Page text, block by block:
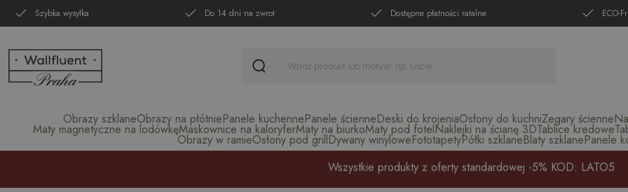
Szybka wysyłka Do 14 dni na zwrot Dostępne płatności ratalne ECO-
Obrazy szklaneObrazy na płótniePanele kuchennePanele ścienneDeski do krojeniaOsłony do kuchniZegary ścienne
Maty magnetyczne na lodówkęMaskownice na kaloryferMaty na biurkoMaty pod fotelNaklejki na ścianę 3DTablice kredowe
Obrazy w ramieOsłony pod grillDywany winyloweFototapetyPółki szklaneBlaty szklanePanele
Wszystkie produkty z oferty standardowej -5% KOD: LATO5